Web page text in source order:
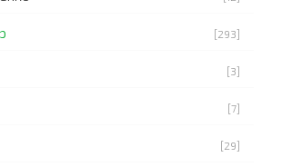
[293]
[3]
[7]
[29]